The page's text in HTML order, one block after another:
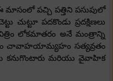
మాసంలో పచ్చి పత్తిని పసుపులో
చుట్టూ పదకొండు ప్రదక్షిణలు
లోకమాతరం అనే మంత్రాన్ని
చావాహయామ్యహం సత్యవ్రతం
కనుగొంటారు మరియు వైవాహిక